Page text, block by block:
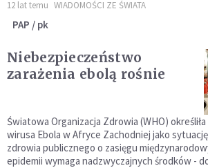
12 lat temu WIADOMOŚCI ZE ŚWIATA
PAP / pk
Niebezpieczeństwo
zarażenia ebolą rośnie
Światowa Organizacja Zdrowia (WHO)
wirusa Ebola w Afryce Zachodniej jako
zdrowia publicznego o zasięgu
epidemii wymaga nadzwyczajnych środków -